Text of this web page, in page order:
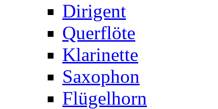
Dirigent
Querflöte
Klarinette
Saxophon
Flügelhorn